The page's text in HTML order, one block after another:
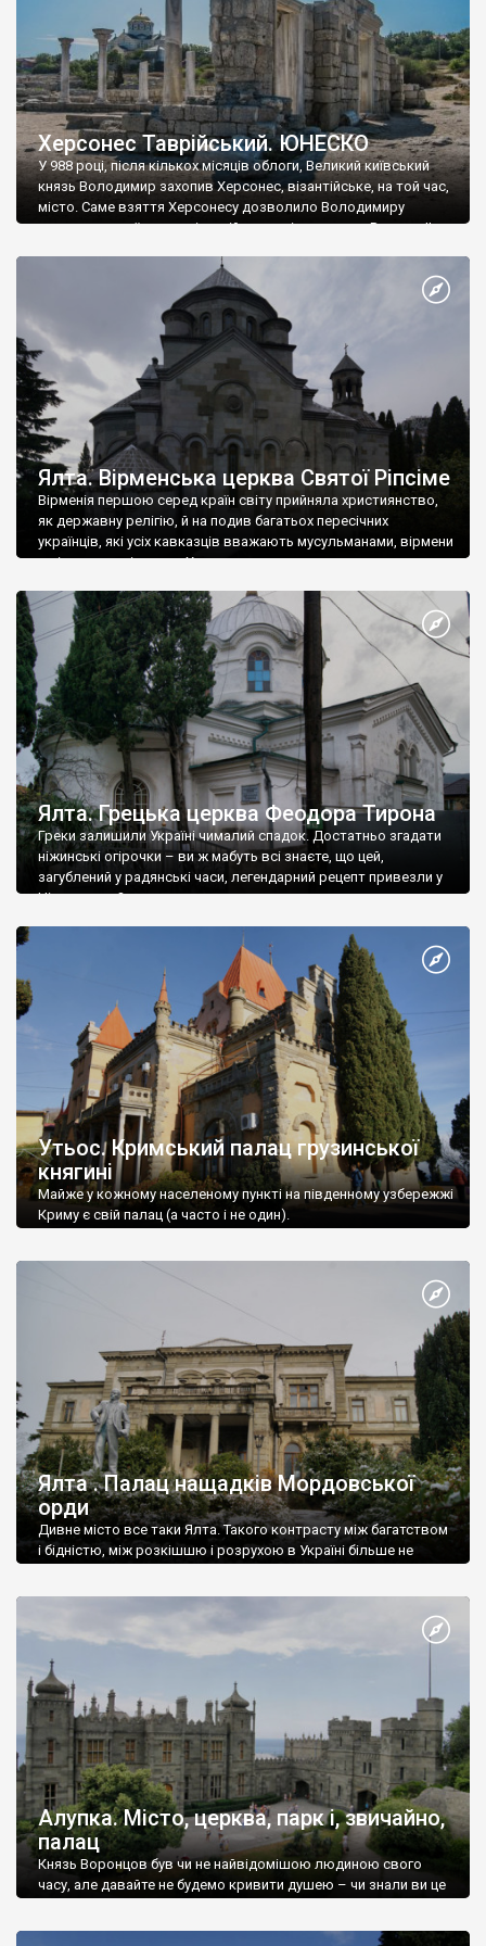
Херсонес Таврійський. ЮНЕСКО
У 988 році, після кількох місяців облоги, Великий київський
князь Володимир захопив Херсонес, візантійське, на той час,
місто. Саме взяття Херсонесу дозволило Володимиру
диктувати свої умови візантійському імператору Василю ІІ, та
Херсонесі Володимир-язичник, став Василем-християнином.
А потім було Хрещення Русі. На честь Херсонесу Таврійського
Ялта. Вірменська церква Святої Ріпсіме
Вірменія першою серед країн світу прийняла християнство,
як державну релігію, й на подив багатьох пересічних
українців, які усіх кавказців вважають мусульманами, вірмени
є відданими вірянами Христа
Ялта. Грецька церква Феодора Тирона
Греки залишили Україні чималий спадок. Достатньо згадати
ніжинські огірочки – ви ж мабуть всі знаєте, що цей,
загублений у радянські часи, легендарний рецепт привезли у
Ніжин греки?
Утьос. Кримський палац грузинської
княгині
Майже у кожному населеному пункті на південному узбережжі
Криму є свій палац (а часто і не один).
Ялта . Палац нащадків Мордовської
орди
Дивне місто все таки Ялта. Такого контрасту між багатством
і бідністю, між розкішшю і розрухою в Україні більше не
Алупка. Місто, церква, парк і, звичайно,
палац
Князь Воронцов був чи не найвідомішою людиною свого
часу, але давайте не будемо кривити душею – чи знали ви це